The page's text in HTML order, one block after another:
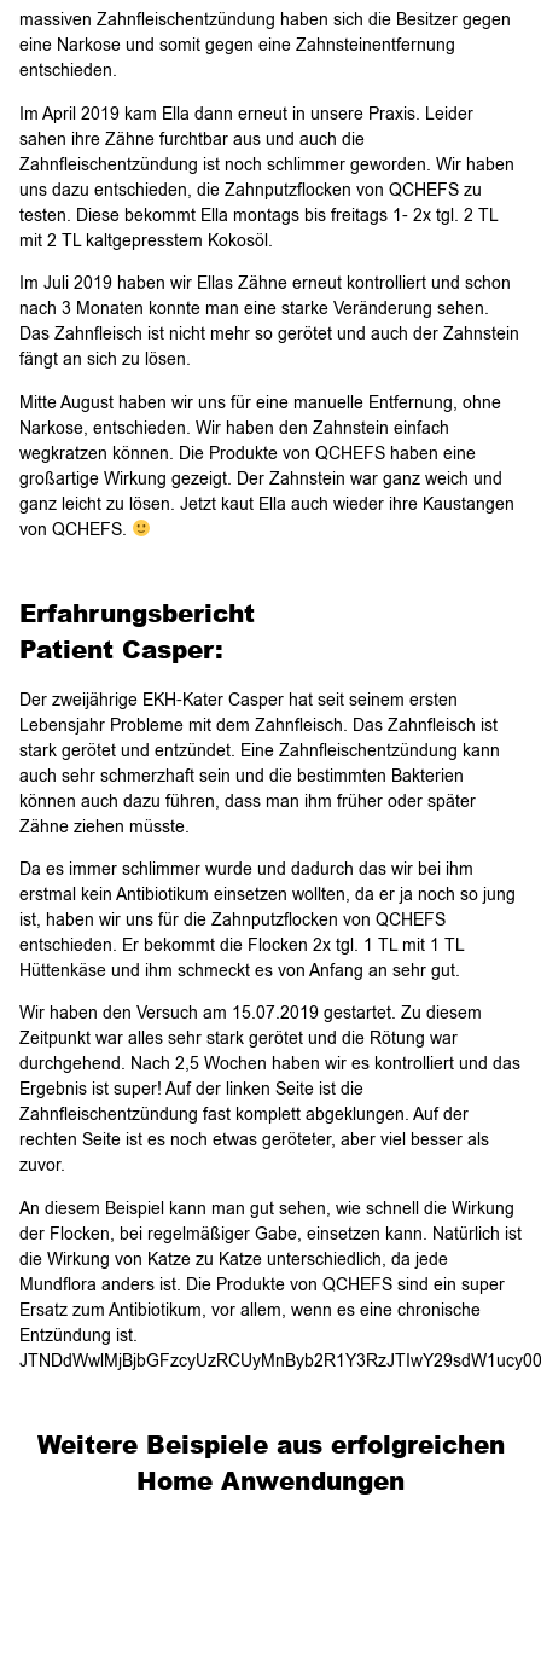
massiven Zahnfleischentzündung haben sich die Besitzer gegen
eine Narkose und somit gegen eine Zahnsteinentfernung
entschieden.
Im April 2019 kam Ella dann erneut in unsere Praxis. Leider
sahen ihre Zähne furchtbar aus und auch die
Zahnfleischentzündung ist noch schlimmer geworden. Wir haben
uns dazu entschieden, die Zahnputzflocken von QCHEFS zu
testen. Diese bekommt Ella montags bis freitags 1- 2x tgl. 2 TL
mit 2 TL kaltgepresstem Kokosöl.
Im Juli 2019 haben wir Ellas Zähne erneut kontrolliert und schon
nach 3 Monaten konnte man eine starke Veränderung sehen.
Das Zahnfleisch ist nicht mehr so gerötet und auch der Zahnstein
fängt an sich zu lösen.
Mitte August haben wir uns für eine manuelle Entfernung, ohne
Narkose, entschieden. Wir haben den Zahnstein einfach
wegkratzen können. Die Produkte von QCHEFS haben eine
großartige Wirkung gezeigt. Der Zahnstein war ganz weich und
ganz leicht zu lösen. Jetzt kaut Ella auch wieder ihre Kaustangen
von QCHEFS.
Erfahrungsbericht
Patient Casper:
Der zweijährige EKH-Kater Casper hat seit seinem ersten
Lebensjahr Probleme mit dem Zahnfleisch. Das Zahnfleisch ist
stark gerötet und entzündet. Eine Zahnfleischentzündung kann
auch sehr schmerzhaft sein und die bestimmten Bakterien
können auch dazu führen, dass man ihm früher oder später
Zähne ziehen müsste.
Da es immer schlimmer wurde und dadurch das wir bei ihm
erstmal kein Antibiotikum einsetzen wollten, da er ja noch so jung
ist, haben wir uns für die Zahnputzflocken von QCHEFS
entschieden. Er bekommt die Flocken 2x tgl. 1 TL mit 1 TL
Hüttenkäse und ihm schmeckt es von Anfang an sehr gut.
Wir haben den Versuch am 15.07.2019 gestartet. Zu diesem
Zeitpunkt war alles sehr stark gerötet und die Rötung war
durchgehend. Nach 2,5 Wochen haben wir es kontrolliert und das
Ergebnis ist super! Auf der linken Seite ist die
Zahnfleischentzündung fast komplett abgeklungen. Auf der
rechten Seite ist es noch etwas geröteter, aber viel besser als
zuvor.
An diesem Beispiel kann man gut sehen, wie schnell die Wirkung
der Flocken, bei regelmäßiger Gabe, einsetzen kann. Natürlich ist
die Wirkung von Katze zu Katze unterschiedlich, da jede
Mundflora anders ist. Die Produkte von QCHEFS sind ein super
Ersatz zum Antibiotikum, vor allem, wenn es eine chronische
Entzündung ist.
Weitere Beispiele aus erfolgreichen
Home Anwendungen